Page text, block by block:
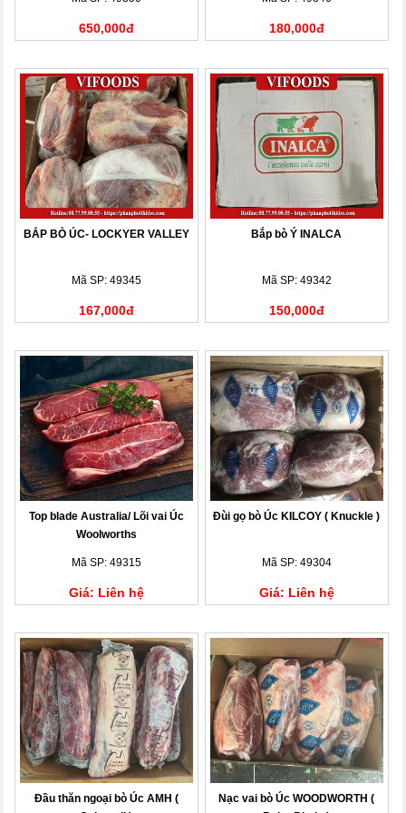
650,000đ 180,000đ
BẮP BÒ ÚC- LOCKYER VALLEY
Mã SP: 49345
167,000đ
Bắp bò Ý INALCA
Mã SP: 49342
150,000đ
Top blade Australia/ Lõi vai Úc
Woolworths
Mã SP: 49315
Giá: Liên hệ
Đùi gọ bò Úc KILCOY ( Knuckle )
Mã SP: 49304
Giá: Liên hệ
Đầu thăn ngoại bò Úc AMH (
Nạc vai bò Úc WOODWORTH (